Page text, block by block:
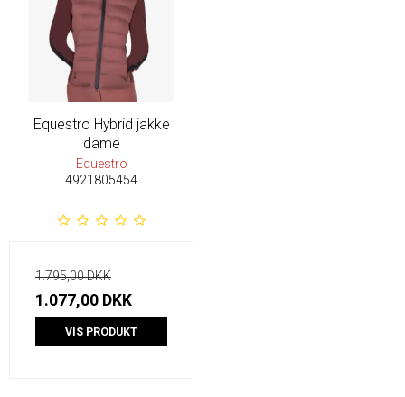
Equestro Hybrid jakke
dame
Equestro
4921805454
1.795,00 DKK
1.077,00 DKK
VIS PRODUKT